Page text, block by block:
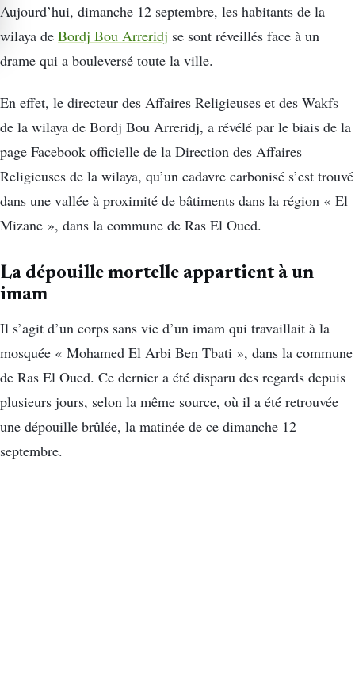
Aujourd’hui, dimanche 12 septembre, les habitants de la
wilaya de Bordj Bou Arreridj se sont réveillés face à un
drame qui a bouleversé toute la ville.
En effet, le directeur des Affaires Religieuses et des Wakfs
de la wilaya de Bordj Bou Arreridj, a révélé par le biais de la
page Facebook officielle de la Direction des Affaires
Religieuses de la wilaya, qu’un cadavre carbonisé s’est trouvé
dans une vallée à proximité de bâtiments dans la région « El
Mizane », dans la commune de Ras El Oued.
La dépouille mortelle appartient à un
imam
Il s’agit d’un corps sans vie d’un imam qui travaillait à la
mosquée « Mohamed El Arbi Ben Tbati », dans la commune
de Ras El Oued. Ce dernier a été disparu des regards depuis
plusieurs jours, selon la même source, où il a été retrouvée
une dépouille brûlée, la matinée de ce dimanche 12
septembre.